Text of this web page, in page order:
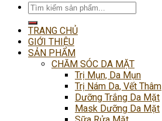
Tìm
kiếm:
TRANG CHỦ
GIỚI THIỆU
SẢN PHẨM
CHĂM SÓC DA MẶT
Trị Mụn, Da Mụn
Trị Nám Da, Vết Thâm
Dưỡng Trắng Da Mặt
Mask Dưỡng Da Mặt